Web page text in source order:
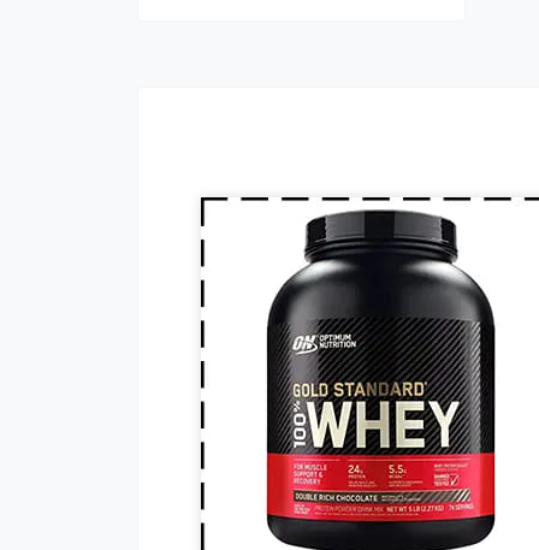
Гейнер (від англ. Gain - приріст,
добавка) - харчова добавка при
спортивному харчуванні.
Містить, головним чином,
вуглеводи (прості або складні,
від чого залежить ціна товару) і
білок (як правило концентрат
сироваткового білка, але
зустрічаються і